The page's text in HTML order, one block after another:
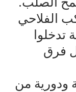
الفلاحي
فرق
ودورية من